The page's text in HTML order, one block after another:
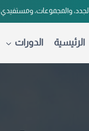
والمجموعات، ومستفيدي
الرئيسية الدورات